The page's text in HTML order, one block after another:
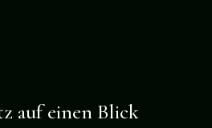
auf einen Blick